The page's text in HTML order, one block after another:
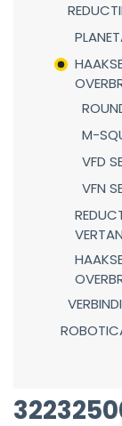
M-
VFD
VFN